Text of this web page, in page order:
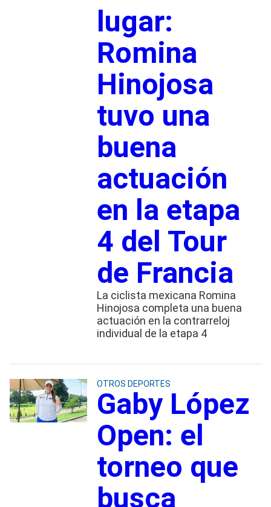
lugar:
Romina
Hinojosa
tuvo una
buena
actuación
en la etapa
4 del Tour
de Francia
La ciclista mexicana Romina
Hinojosa completa una buena
actuación en la contrarreloj
individual de la etapa 4
OTROS DEPORTES
Gaby López
Open: el
torneo que
busca